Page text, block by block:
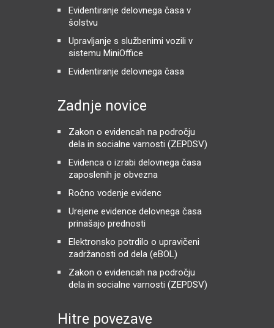
Evidentiranje delovnega časa v
šolstvu
Upravljanje s službenimi vozili v
sistemu MiniOffice
Evidentiranje delovnega časa
Zadnje novice
Zakon o evidencah na področju
dela in socialne varnosti (ZEPDSV)
Evidenca o izrabi delovnega časa
zaposlenih je obvezna
Ročno vodenje evidenc
Urejene evidence delovnega časa
prinašajo prednosti
Elektronsko potrdilo o upravičeni
zadržanosti od dela (eBOL)
Zakon o evidencah na področju
dela in socialne varnosti (ZEPDSV)
Hitre povezave